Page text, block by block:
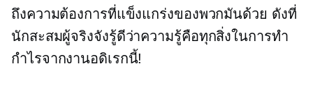
ถึงความต้องการที่แข็งแกร่งของพวกมันด้วย ดังที่
นักสะสมผู้จริงจังรู้ดีว่าความรู้คือทุกสิ่งในการทำ
กำไรจากงานอดิเรกนี้!